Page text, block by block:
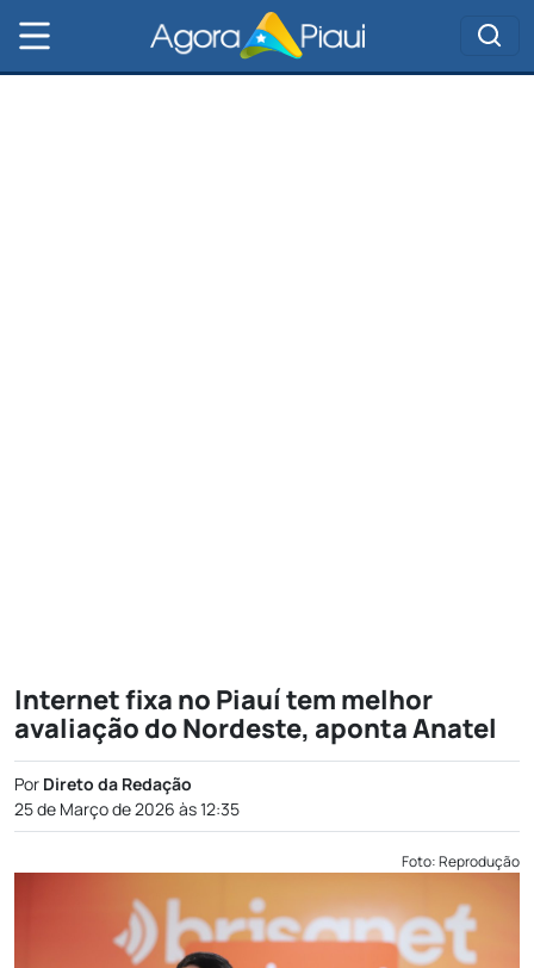
Internet fixa no Piauí tem melhor
avaliação do Nordeste, aponta Anatel
Por Direto da Redação
25 de Março de 2026 às 12:35
Foto: Reprodução